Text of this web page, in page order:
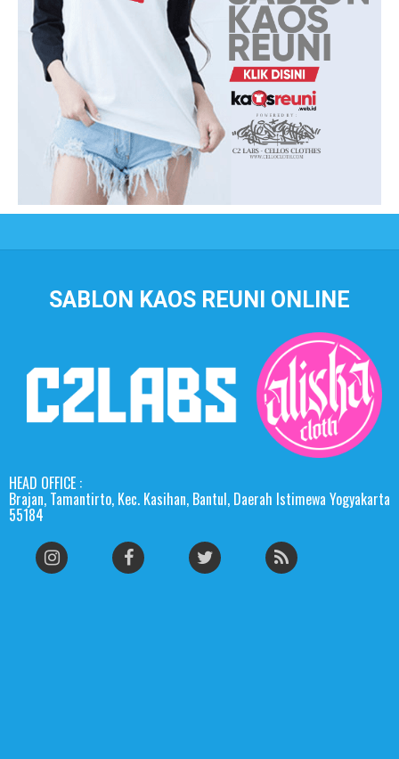
SABLON KAOS REUNI ONLINE
HEAD OFFICE :
Brajan, Tamantirto, Kec. Kasihan, Bantul, Daerah Istimewa Yogyakarta
55184